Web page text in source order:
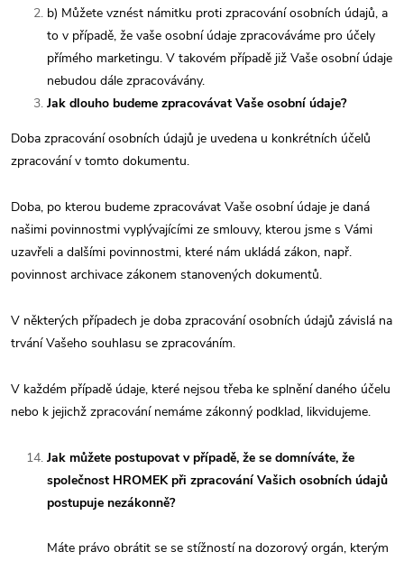
b) Můžete vznést námitku proti zpracování osobních údajů, a
to v případě, že vaše osobní údaje zpracováváme pro účely
přímého marketingu. V takovém případě již Vaše osobní údaje
nebudou dále zpracovávány.
Jak dlouho budeme zpracovávat Vaše osobní údaje?
Doba zpracování osobních údajů je uvedena u konkrétních účelů
zpracování v tomto dokumentu.
Doba, po kterou budeme zpracovávat Vaše osobní údaje je daná
našimi povinnostmi vyplývajícími ze smlouvy, kterou jsme s Vámi
uzavřeli a dalšími povinnostmi, které nám ukládá zákon, např.
povinnost archivace zákonem stanovených dokumentů.
V některých případech je doba zpracování osobních údajů závislá na
trvání Vašeho souhlasu se zpracováním.
V každém případě údaje, které nejsou třeba ke splnění daného účelu
nebo k jejichž zpracování nemáme zákonný podklad, likvidujeme.
Jak můžete postupovat v případě, že se domníváte, že
společnost HROMEK při zpracování Vašich osobních údajů
postupuje nezákonně?
Máte právo obrátit se se stížností na dozorový orgán, kterým